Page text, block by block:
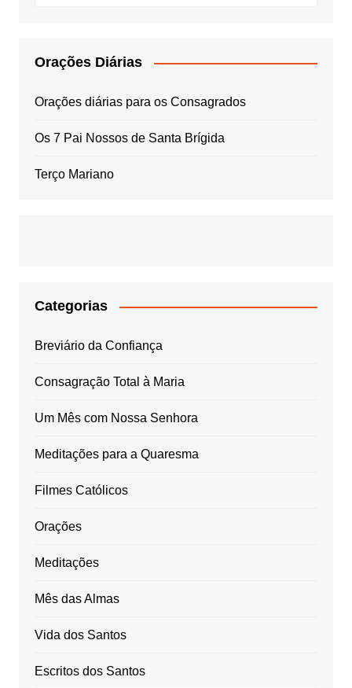
Orações Diárias
Orações diárias para os Consagrados
Os 7 Pai Nossos de Santa Brígida
Terço Mariano
Categorias
Breviário da Confiança
Consagração Total à Maria
Um Mês com Nossa Senhora
Meditações para a Quaresma
Filmes Católicos
Orações
Meditações
Mês das Almas
Vida dos Santos
Escritos dos Santos